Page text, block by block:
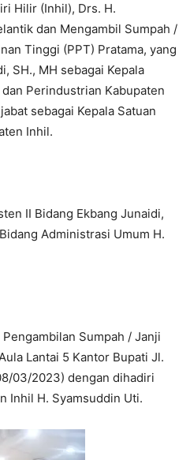
Hilir (Inhil), Drs. H.
dan Mengambil Sumpah /
Tinggi (PPT) Pratama, yang
SH., MH sebagai Kepala
Perindustrian Kabupaten
sebagai Kepala Satuan
Inhil.
II Bidang Ekbang Junaidi,
Administrasi Umum H.
Sumpah / Janji
Lantai 5 Kantor Bupati Jl.
03/2023) dengan dihadiri
Inhil H. Syamsuddin Uti.